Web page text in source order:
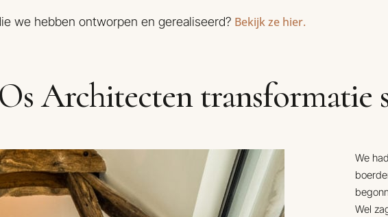
we hebben ontworpen en gerealiseerd? Bekijk ze hier.
Architecten
We
Wel